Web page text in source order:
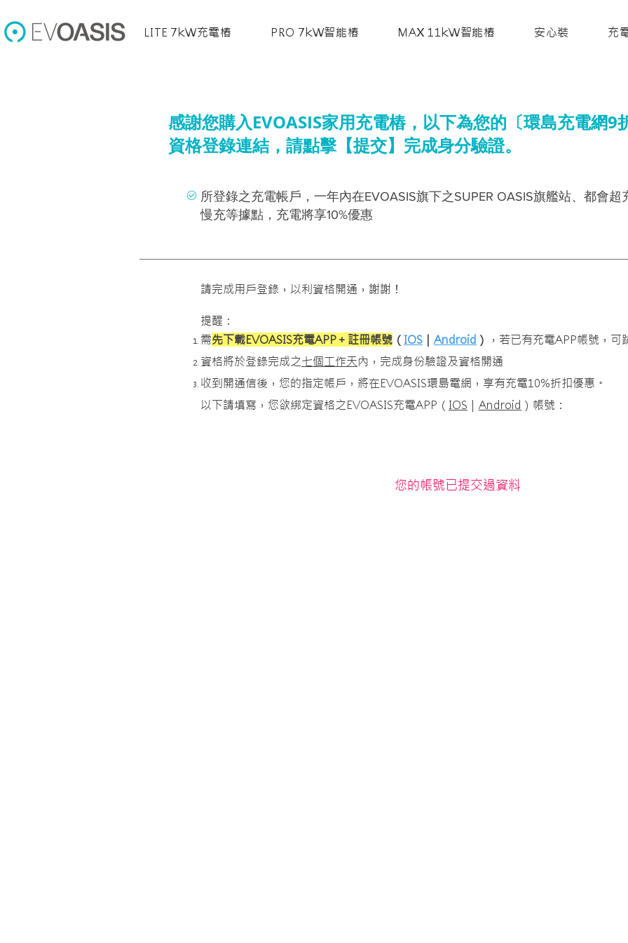
LITE 7kW充電樁 PRO 7kW智能樁 MAX 11kW智能樁 安心裝 充
感謝您購入EVOASIS家用充電樁，以下為您的〔環島充電網9
資格登錄連結，請點擊【提交】完成身分驗證。
所登錄之充電帳戶，一年內在EVOASIS旗下之SUPER OASIS旗艦站、都會超
慢充等據點，充電將享10%優惠
請完成用戶登錄，以利資格開通，謝謝！
提醒：
需先下載EVOASIS充電APP＋註冊帳號 （ IOS ｜ Android ）
，若已有充電APP帳號，可
資格將於登錄完成之七個工作天內，完成身份驗證及資格開通
收到開通信後，您的指定帳戶，將在EVOASIS環島電網，享有充電10%折扣優惠。
以下請填寫，您欲綁定資格之EVOASIS充電APP（ IOS ｜ Android ）帳號：
您的帳號已提交過資料